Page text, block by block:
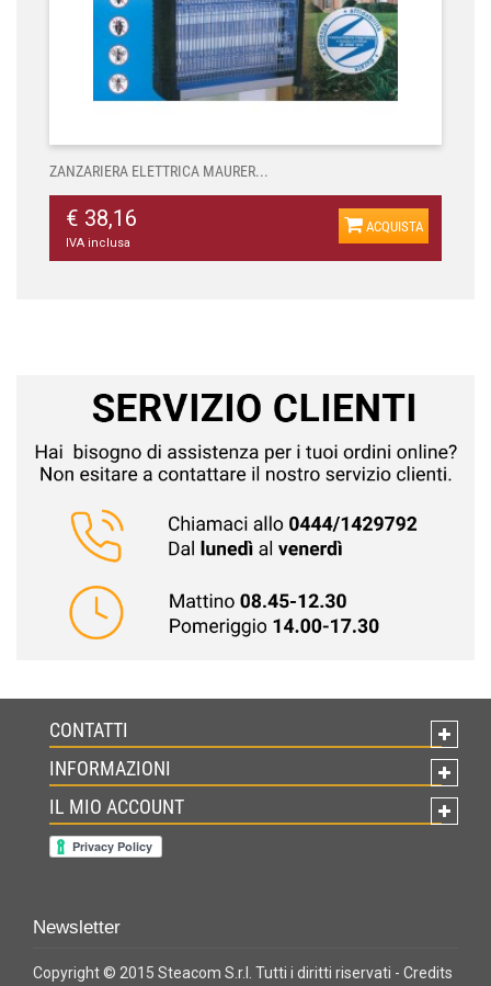
ZANZARIERA ELETTRICA MAURER...
€ 38,16
IVA inclusa
ACQUISTA
CONTATTI
INFORMAZIONI
IL MIO ACCOUNT
Newsletter
Copyright © 2015 Steacom S.r.l. Tutti i diritti riservati - Credits